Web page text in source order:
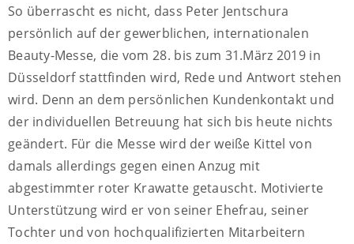
So überrascht es nicht, dass Peter Jentschura
persönlich auf der gewerblichen, internationalen
Beauty-Messe, die vom 28. bis zum 31.März 2019 in
Düsseldorf stattfinden wird, Rede und Antwort stehen
wird. Denn an dem persönlichen Kundenkontakt und
der individuellen Betreuung hat sich bis heute nichts
geändert. Für die Messe wird der weiße Kittel von
damals allerdings gegen einen Anzug mit
abgestimmter roter Krawatte getauscht. Motivierte
Unterstützung wird er von seiner Ehefrau, seiner
Tochter und von hochqualifizierten Mitarbeitern